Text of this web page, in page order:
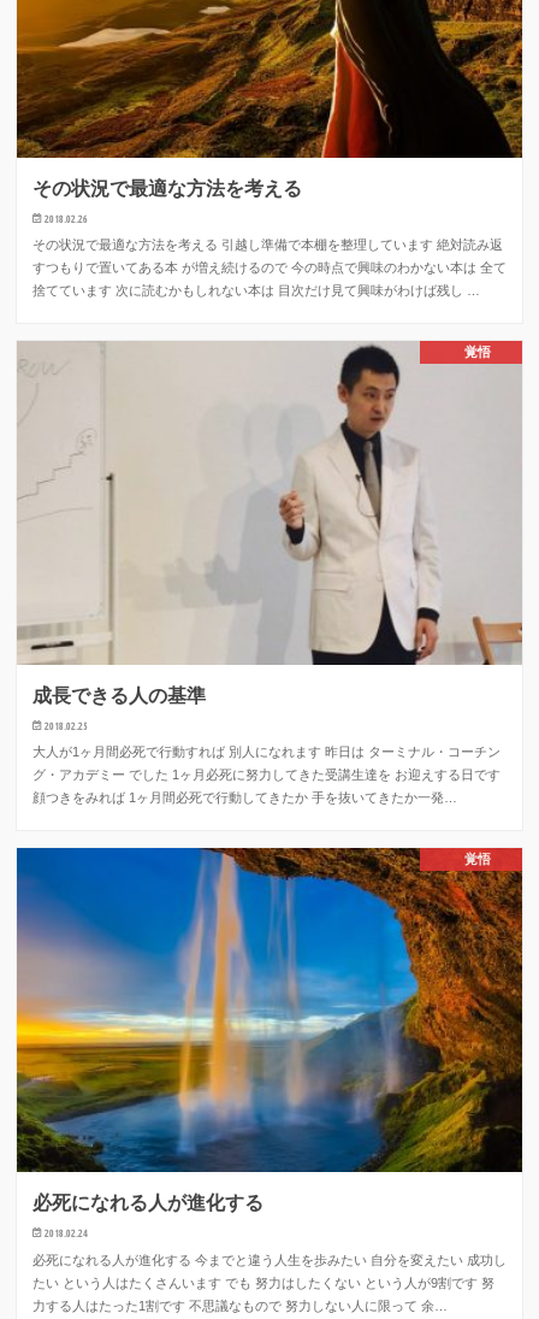
その状況で最適な方法を考える
2018.02.26
その状況で最適な方法を考える 引越し準備で本棚を整理しています 絶対読み返
すつもりで置いてある本 が増え続けるので 今の時点で興味のわかない本は 全て
捨てています 次に読むかもしれない本は 目次だけ見て興味がわけば残し …
覚悟
成長できる人の基準
2018.02.25
大人が1ヶ月間必死で行動すれば 別人になれます 昨日は ターミナル・コーチン
グ・アカデミー でした 1ヶ月必死に努力してきた受講生達を お迎えする日です
顔つきをみれば 1ヶ月間必死で行動してきたか 手を抜いてきたか一発…
覚悟
必死になれる人が進化する
2018.02.24
必死になれる人が進化する 今までと違う人生を歩みたい 自分を変えたい 成功し
たい という人はたくさんいます でも 努力はしたくない という人が9割です 努
力する人はたった1割です 不思議なもので 努力しない人に限って 余…